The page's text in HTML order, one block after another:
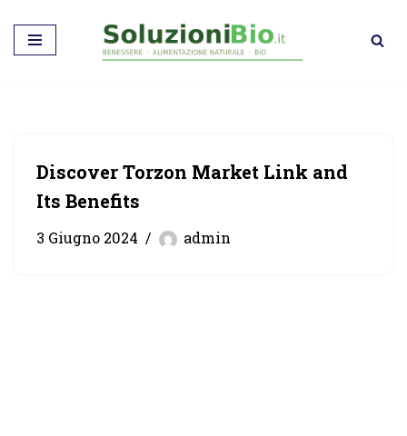
Vai
Discover Torzon Market Link and
Its Benefits
3 Giugno 2024 admin